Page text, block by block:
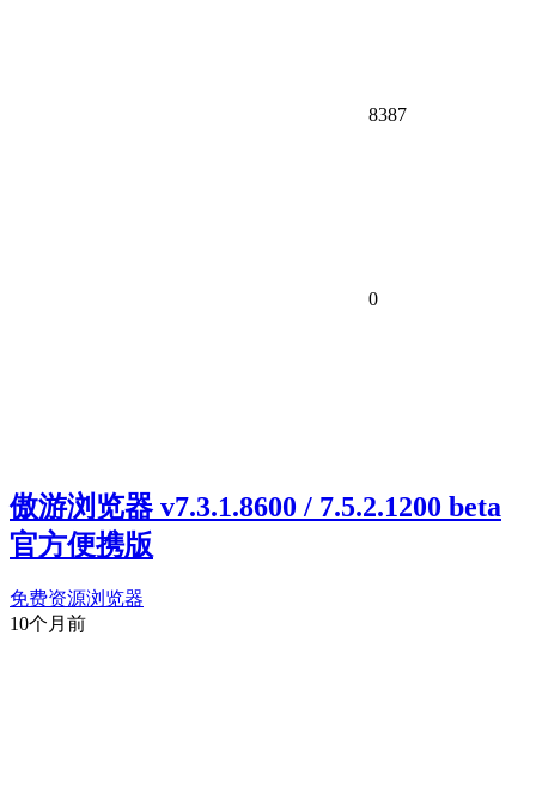
8387
0
傲游浏览器 v7.3.1.8600 / 7.5.2.1200 beta
官方便携版
免费资源浏览器
10个月前